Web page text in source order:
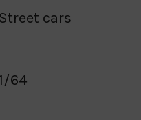
Street cars
64